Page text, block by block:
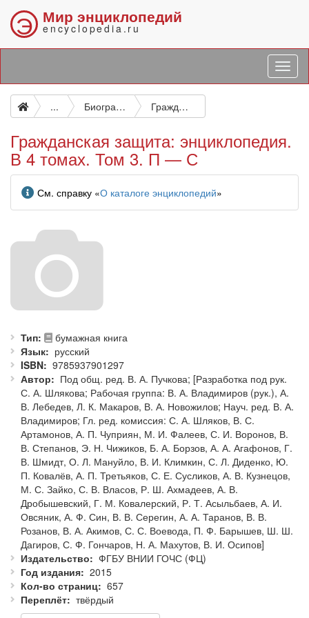
Э Мир энциклопедий
encyclopedia.ru
... Биографические и подобные исследования Гражданская защита: энциклопедия. В 4 томах. Том 3. П — С
Гражданская защита: энциклопедия.
В 4 томах. Том 3. П — С
Информация
См. справку «О каталоге энциклопедий»
Тип
бумажная книга
Язык
русский
ISBN
9785937901297
Автор
Под общ. ред. В. А. Пучкова; [Разработка под рук.
С. А. Шлякова; Рабочая группа: В. А. Владимиров (рук.), А.
В. Лебедев, Л. К. Макаров, В. А. Новожилов; Науч. ред. В. А.
Владимиров; Гл. ред. комиссия: С. А. Шляков, В. С.
Артамонов, А. П. Чуприян, М. И. Фалеев, С. И. Воронов, В.
В. Степанов, Э. Н. Чижиков, Б. А. Борзов, А. А. Агафонов, Г.
В. Шмидт, О. Л. Мануйло, В. И. Климкин, С. Л. Диденко, Ю.
П. Ковалёв, А. П. Третьяков, С. Е. Сусликов, А. В. Кузнецов,
М. С. Зайко, С. В. Власов, Р. Ш. Ахмадеев, А. В.
Дробышевский, Г. М. Ковалерский, Р. Т. Асыльбаев, А. И.
Овсяник, А. Ф. Син, В. В. Серегин, А. А. Таранов, В. В.
Розанов, В. А. Акимов, С. С. Воевода, П. Ф. Барышев, Ш. Ш.
Дагиров, С. Ф. Гончаров, Н. А. Махутов, В. И. Осипов]
Издательство
ФГБУ ВНИИ ГОЧС (ФЦ)
Год издания
2015
Кол-во страниц
657
Переплёт
твёрдый